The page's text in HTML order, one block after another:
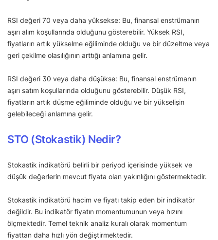
RSI değeri 70 veya daha yüksekse: Bu, finansal enstrümanın
aşırı alım koşullarında olduğunu gösterebilir. Yüksek RSI,
fiyatların artık yükselme eğiliminde olduğu ve bir düzeltme veya
geri çekilme olasılığının arttığı anlamına gelir.
RSI değeri 30 veya daha düşükse: Bu, finansal enstrümanın
aşırı satım koşullarında olduğunu gösterebilir. Düşük RSI,
fiyatların artık düşme eğiliminde olduğu ve bir yükselişin
gelebileceği anlamına gelir.
STO (Stokastik) Nedir?
Stokastik indikatörü belirli bir periyod içerisinde yüksek ve
düşük değerlerin mevcut fiyata olan yakınlığını göstermektedir.
Stokastik indikatörü hacim ve fiyatı takip eden bir indikatör
değildir. Bu indikatör fiyatın momentumunun veya hızını
ölçmektedir. Temel teknik analiz kuralı olarak momentum
fiyattan daha hızlı yön değiştirmektedir.